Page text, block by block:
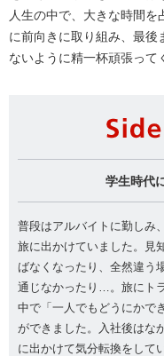
人生の中で、大きな時間
に前向きに取り組み、最後
ないように精一杯頑張って
学生時代
普段はアルバイトに勤しみ
旅に出かけていました。見
ばなくなったり、全然違う
通じなかったり…。旅にト
中で「一人でもどうにかで
ができました。入社後はな
に出かけて気分転換をして